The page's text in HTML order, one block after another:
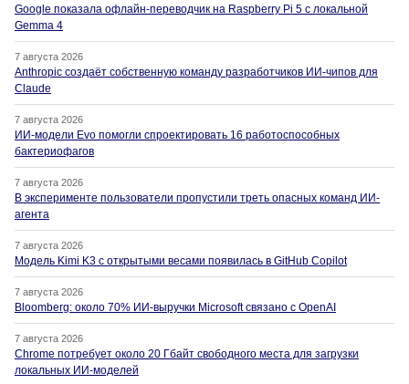
Google показала офлайн-переводчик на Raspberry Pi 5 с локальной
Gemma 4
7 августа 2026
Anthropic создаёт собственную команду разработчиков ИИ-чипов для
Claude
7 августа 2026
ИИ-модели Evo помогли спроектировать 16 работоспособных
бактериофагов
7 августа 2026
В эксперименте пользователи пропустили треть опасных команд ИИ-
агента
7 августа 2026
Модель Kimi K3 с открытыми весами появилась в GitHub Copilot
7 августа 2026
Bloomberg: около 70% ИИ-выручки Microsoft связано с OpenAI
7 августа 2026
Chrome потребует около 20 Гбайт свободного места для загрузки
локальных ИИ-моделей